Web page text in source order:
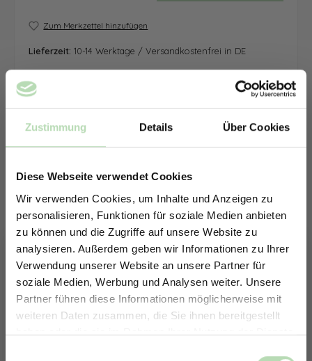
Zustimmung Details Über Cookies
Diese Webseite verwendet Cookies
Wir verwenden Cookies, um Inhalte und Anzeigen zu
personalisieren, Funktionen für soziale Medien anbieten
zu können und die Zugriffe auf unsere Website zu
analysieren. Außerdem geben wir Informationen zu Ihrer
Verwendung unserer Website an unsere Partner für
soziale Medien, Werbung und Analysen weiter. Unsere
Partner führen diese Informationen möglicherweise mit
weiteren Daten zusammen, die Sie ihnen bereitgestellt
haben oder die sie im Rahmen Ihrer Nutzung der Dienste
Zum Merkzettel hinzufügen
Lieferzeit: 10-14 Werktage / Versandkostenfrei in DE
ERHALTE 5% RABATT AUF
DEINE RÜCKWÄNDE